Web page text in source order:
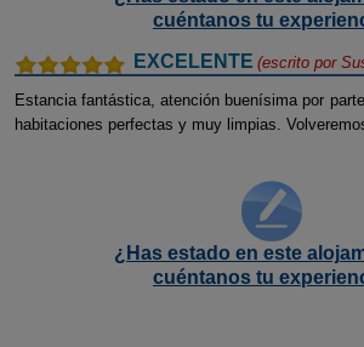
cuéntanos tu
EXCELENTE (escrito por
Estancia fantástica, atención buenísima por
habitaciones perfectas y muy limpias.
¿Has estado en este
cuéntanos tu